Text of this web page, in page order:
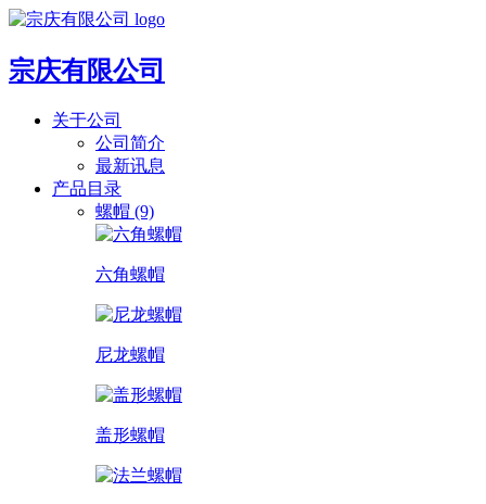
宗庆有限公司
关于公司
公司简介
最新讯息
产品目录
螺帽 (9)
六角螺帽
尼龙螺帽
盖形螺帽